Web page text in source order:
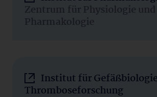
Zentrum für Physiologie und
Pharmakologie
Institut für
Thromboseforschung